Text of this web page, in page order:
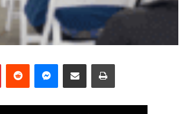
PinterestReddit Messenger
Share via Email Print